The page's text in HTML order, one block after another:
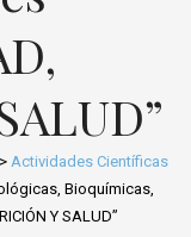
> Actividades Científicas
Bioquímicas,
Y SALUD”